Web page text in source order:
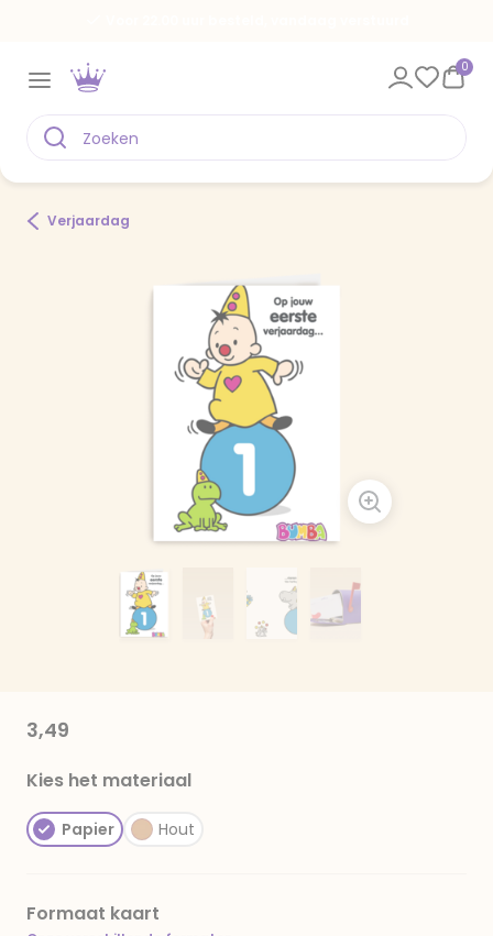
0
Verjaardag
3,49
Kies het materiaal
Papier Hout
Formaat kaart